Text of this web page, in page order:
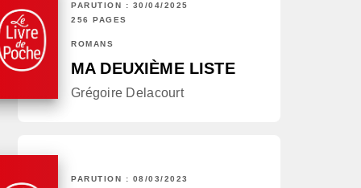
PARUTION : 30/04/2025
256 PAGES
ROMANS
MA DEUXIÈME LISTE
Grégoire Delacourt
PARUTION : 08/03/2023